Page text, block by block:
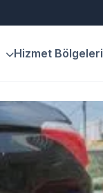
Hizmet Bölgeleri